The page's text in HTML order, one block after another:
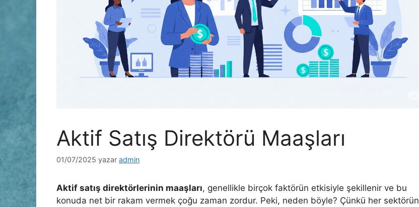
Aktif Satış Direktörü Maaşları
01/07/2025 yazar admin
Aktif satış direktörlerinin maaşları, genellikle birçok faktörün etkisiyle şekillenir ve bu
konuda net bir rakam vermek çoğu zaman zordur. Peki, neden böyle? Çünkü her sektörün